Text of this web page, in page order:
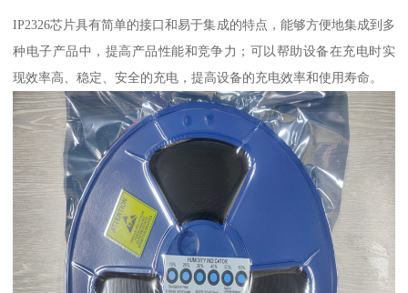
IP2326芯片具有简单的接口和易于集成的特点，能够方便地集成到多
种电子产品中，提高产品性能和竞争力；可以帮助设备在充电时实
现效率高、稳定、安全的充电，提高设备的充电效率和使用寿命。